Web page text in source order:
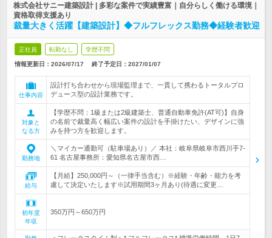
株式会社サニー建築設計 | 多彩な案件で実績豊富｜自分らしく働ける環境｜
資格取得支援あり
裁量大きく活躍【建築設計】◆フルフレックス勤務◆経験者歓迎
正社員 転勤なし 学歴不問
情報更新日：2026/07/17 終了予定日： 2027/01/07
仕事内容
設計打ち合わせから現場監理まで、一貫して携わるトータルプロ
デュース型の設計業務です。
対象と
なる方
【学歴不問：1級または2級建築士、普通自動車免許(AT可)】自身
の名前で裁量高く幅広い案件の設計を手掛けたい、デザインに強
みを持つ方を歓迎します。
勤務地
＼マイカー通勤可（駐車場あり）／ 本社：岐阜県岐阜市西川手7-
61 名古屋事務所：愛知県名古屋市西…
給与
【月給】250,000円～（一律手当含む）※経験・年齢・能力を考
慮して決定いたします※試用期間3ヶ月あり(待遇に変更…
初年度
年収
350万円～650万円